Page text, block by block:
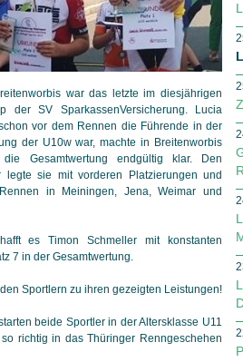
war das letzte im diesjährigen
der SV SparkassenVersicherung. Lucia
vor dem Rennen die Führende in der
der U10w war, machte in Breitenworbis
Gesamtwertung endgültig klar. Den
legte sie mit vorderen Platzierungen und
in Meiningen, Jena, Weimar und
es Timon Schmeller mit konstanten
7 in der Gesamtwertung.
Sportlern zu ihren gezeigten Leistungen!
beide Sportler in der Altersklasse U11
richtig in das Thüringer Renngeschehen